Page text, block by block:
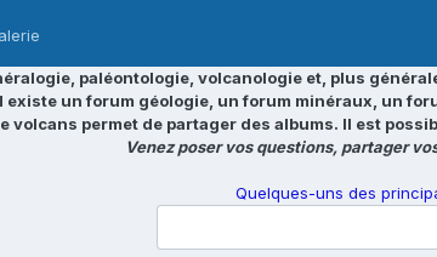
paléontologie, volcanologie et, plus
un forum géologie, un forum minéraux, un
permet de partager des albums. Il est
Venez poser vos questions, partager
Quelques-uns des